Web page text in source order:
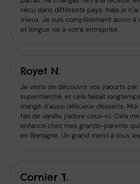
vécu dans différents pays, mais je
mieux. Je suis complètement accro à
et longue vie à votre entreprise.
Royet N.
Je viens de découvrir vos yaourts par
supermarché, et cela faisait
mangé d’aussi délicieux desserts.
fan de vanille, j’adore ceux-ci. Cela
enfance chez mes grands-parents
en Bretagne. Un grand merci à tous
Cornier T.